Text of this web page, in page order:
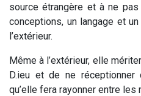
source étrangère et à ne
conceptions, un langage et
l’extérieur.
Même à l’extérieur, elle
D.ieu et de ne réceptionner
qu’elle fera rayonner entre les